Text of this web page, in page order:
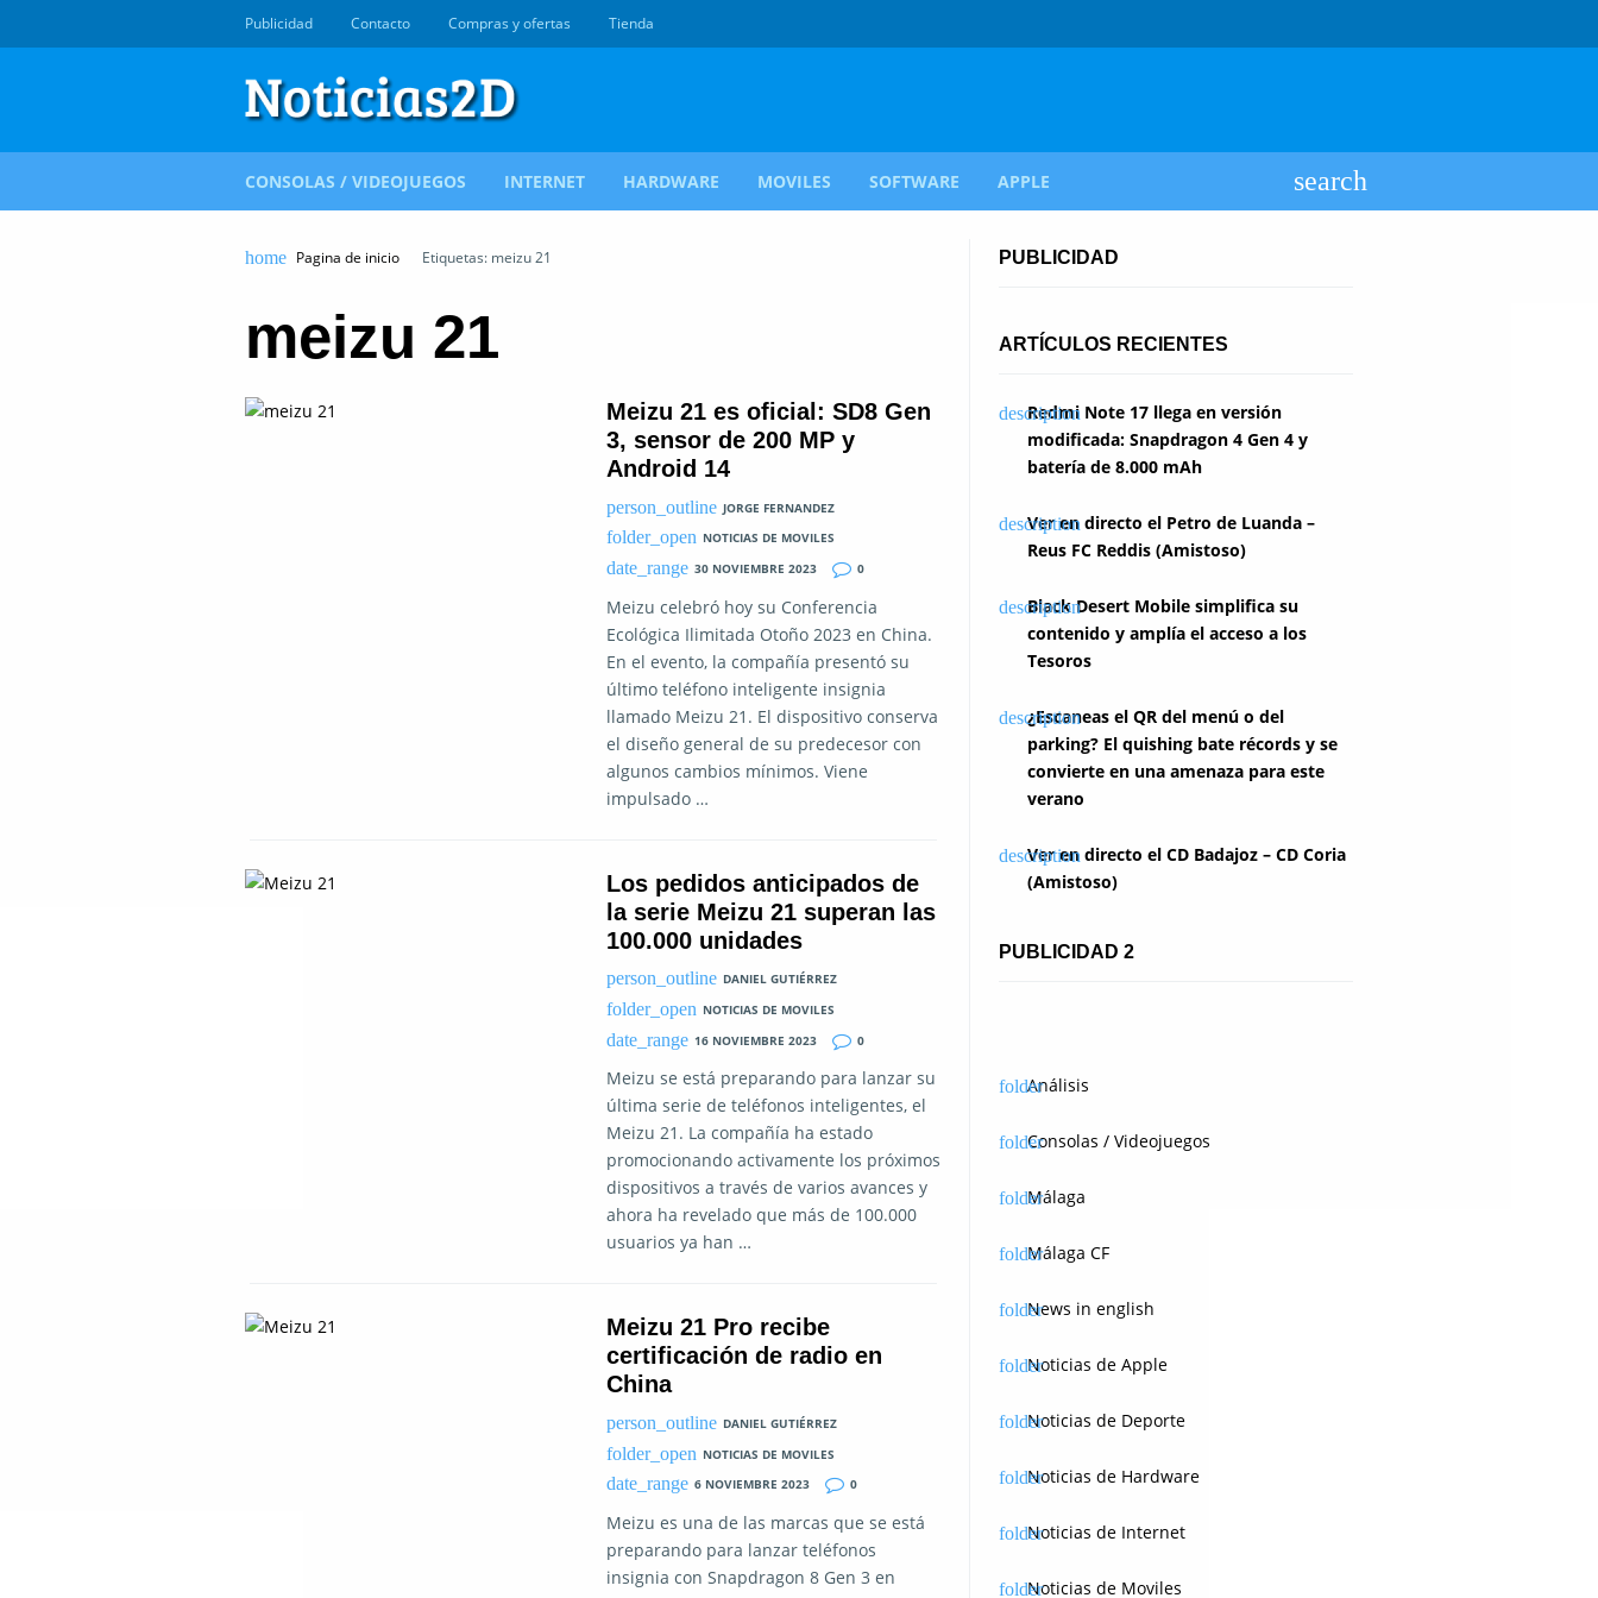
Publicidad Contacto Compras y ofertas Tienda
CONSOLAS / VIDEOJUEGOS INTERNET HARDWARE MOVILES SOFTWARE APPLE
Pagina de inicio Etiquetas: meizu 21
meizu 21
Meizu 21 es oficial: SD8 Gen
3, sensor de 200 MP y
Android 14
JORGE FERNANDEZ
NOTICIAS DE MOVILES
30 NOVIEMBRE 2023
0
Meizu celebró hoy su Conferencia
Ecológica Ilimitada Otoño 2023 en China.
En el evento, la compañía presentó su
último teléfono inteligente insignia
llamado Meizu 21. El dispositivo conserva
el diseño general de su predecesor con
algunos cambios mínimos. Viene
impulsado …
Los pedidos anticipados de
la serie Meizu 21 superan las
100.000 unidades
DANIEL GUTIÉRREZ
NOTICIAS DE MOVILES
16 NOVIEMBRE 2023
0
Meizu se está preparando para lanzar su
última serie de teléfonos inteligentes, el
Meizu 21. La compañía ha estado
promocionando activamente los próximos
dispositivos a través de varios avances y
ahora ha revelado que más de 100.000
usuarios ya han …
Meizu 21 Pro recibe
certificación de radio en
China
DANIEL GUTIÉRREZ
NOTICIAS DE MOVILES
6 NOVIEMBRE 2023
0
Meizu es una de las marcas que se está
preparando para lanzar teléfonos
insignia con Snapdragon 8 Gen 3 en
PUBLICIDAD
ARTÍCULOS RECIENTES
Redmi Note 17 llega en versión
modificada: Snapdragon 4 Gen 4 y
batería de 8.000 mAh
Ver en directo el Petro de Luanda –
Reus FC Reddis (Amistoso)
Black Desert Mobile simplifica su
contenido y amplía el acceso a los
Tesoros
¿Escaneas el QR del menú o del
parking? El quishing bate récords y se
convierte en una amenaza para este
verano
Ver en directo el CD Badajoz – CD Coria
(Amistoso)
PUBLICIDAD 2
Análisis
Consolas / Videojuegos
Málaga
Málaga CF
News in english
Noticias de Apple
Noticias de Deporte
Noticias de Hardware
Noticias de Internet
Noticias de Moviles